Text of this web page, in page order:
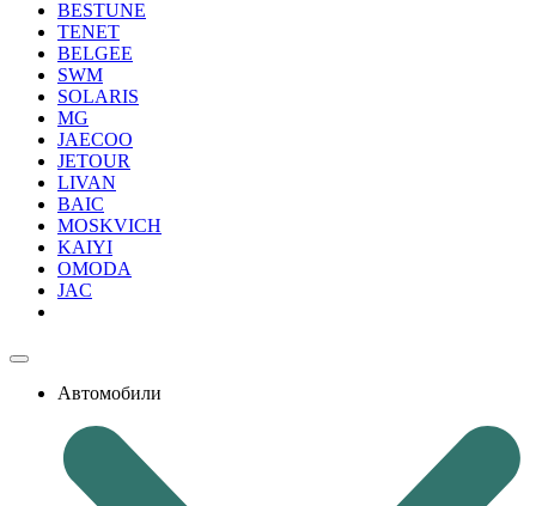
BESTUNE
TENET
BELGEE
SWM
SOLARIS
MG
JAECOO
JETOUR
LIVAN
BAIC
MOSKVICH
KAIYI
OMODA
JAC
Автомобили